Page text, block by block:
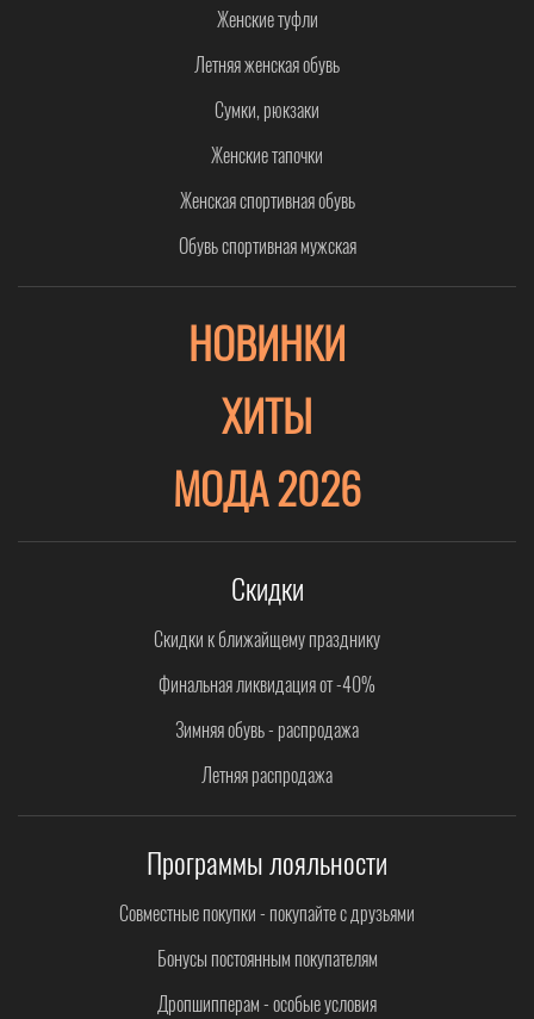
Женские туфли
Летняя женская обувь
Сумки, рюкзаки
Женские тапочки
Женская спортивная обувь
Обувь спортивная мужская
НОВИНКИ
ХИТЫ
МОДА 2026
Скидки
Скидки к ближайщему празднику
Финальная ликвидация от -40%
Зимняя обувь - распродажа
Летняя распродажа
Программы лояльности
Совместные покупки - покупайте с друзьями
Бонусы постоянным покупателям
Дропшипперам - особые условия